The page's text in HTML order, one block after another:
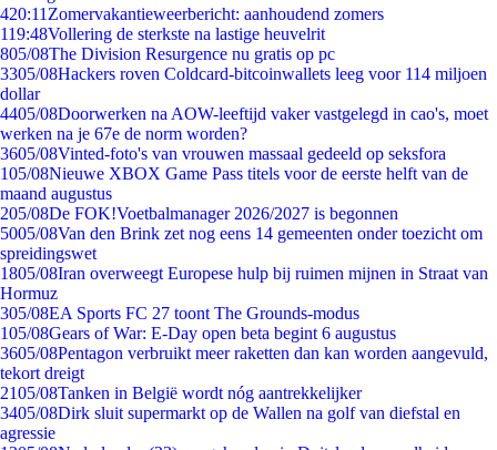
420:11 Zomervakantieweerbericht: aanhoudend zomers
119:48Vollering de sterkste na lastige heuvelrit
805/08The Division Resurgence nu gratis op pc
3305/08Hackers roven Coldcard-bitcoinwallets leeg voor 114 miljoen
dollar
4405/08Doorwerken na AOW-leeftijd vaker vastgelegd in cao's, moet
werken na je 67e de norm worden?
3605/08Vinted-foto's van vrouwen massaal gedeeld op seksfora
105/08Nieuwe XBOX Game Pass titels voor de eerste helft van de
maand augustus
205/08De FOK!Voetbalmanager 2026/2027 is begonnen
5005/08Van den Brink zet nog eens 14 gemeenten onder toezicht om
spreidingswet
1805/08Iran overweegt Europese hulp bij ruimen mijnen in Straat van
Hormuz
305/08EA Sports FC 27 toont The Grounds-modus
105/08Gears of War: E-Day open beta begint 6 augustus
3605/08Pentagon verbruikt meer raketten dan kan worden aangevuld,
tekort dreigt
2105/08Tanken in België wordt nóg aantrekkelijker
3405/08Dirk sluit supermarkt op de Wallen na golf van diefstal en
agressie